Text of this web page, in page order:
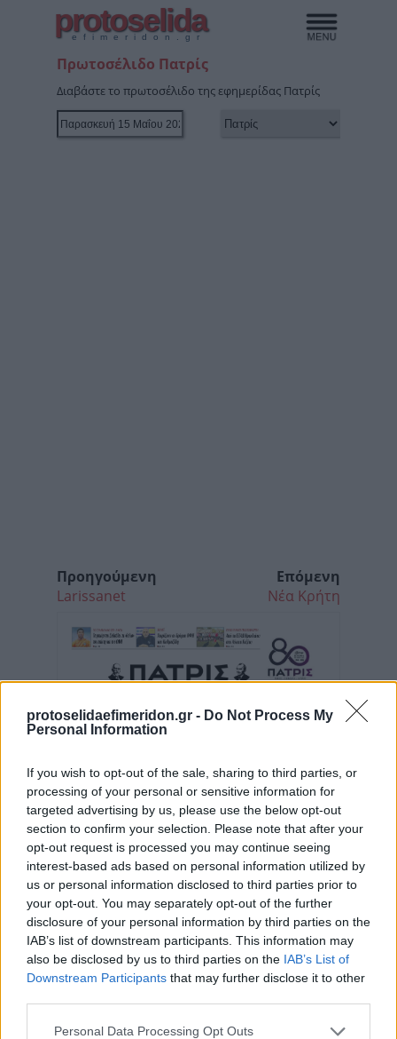
protoselidaefimeridon.gr - Do Not Process My
Personal Information
If you wish to opt-out of the sale, sharing to third parties, or
processing of your personal or sensitive information for
targeted advertising by us, please use the below opt-out
section to confirm your selection. Please note that after your
opt-out request is processed you may continue seeing
interest-based ads based on personal information utilized by
us or personal information disclosed to third parties prior to
your opt-out. You may separately opt-out of the further
disclosure of your personal information by third parties on the
IAB’s list of downstream participants. This information may
also be disclosed by us to third parties on the IAB’s List of
Downstream Participants that may further disclose it to other
Please note that this website/app uses one or more Google
Personal Data Processing Opt Outs
protoselida
efimeridon.gr
Πρωτοσέλιδο Πατρίς
Διαβάστε το πρωτοσέλιδο της εφημερίδας Πατρίς
Προηγούμενη
Larissanet
Επόμενη
Νέα Κρήτη